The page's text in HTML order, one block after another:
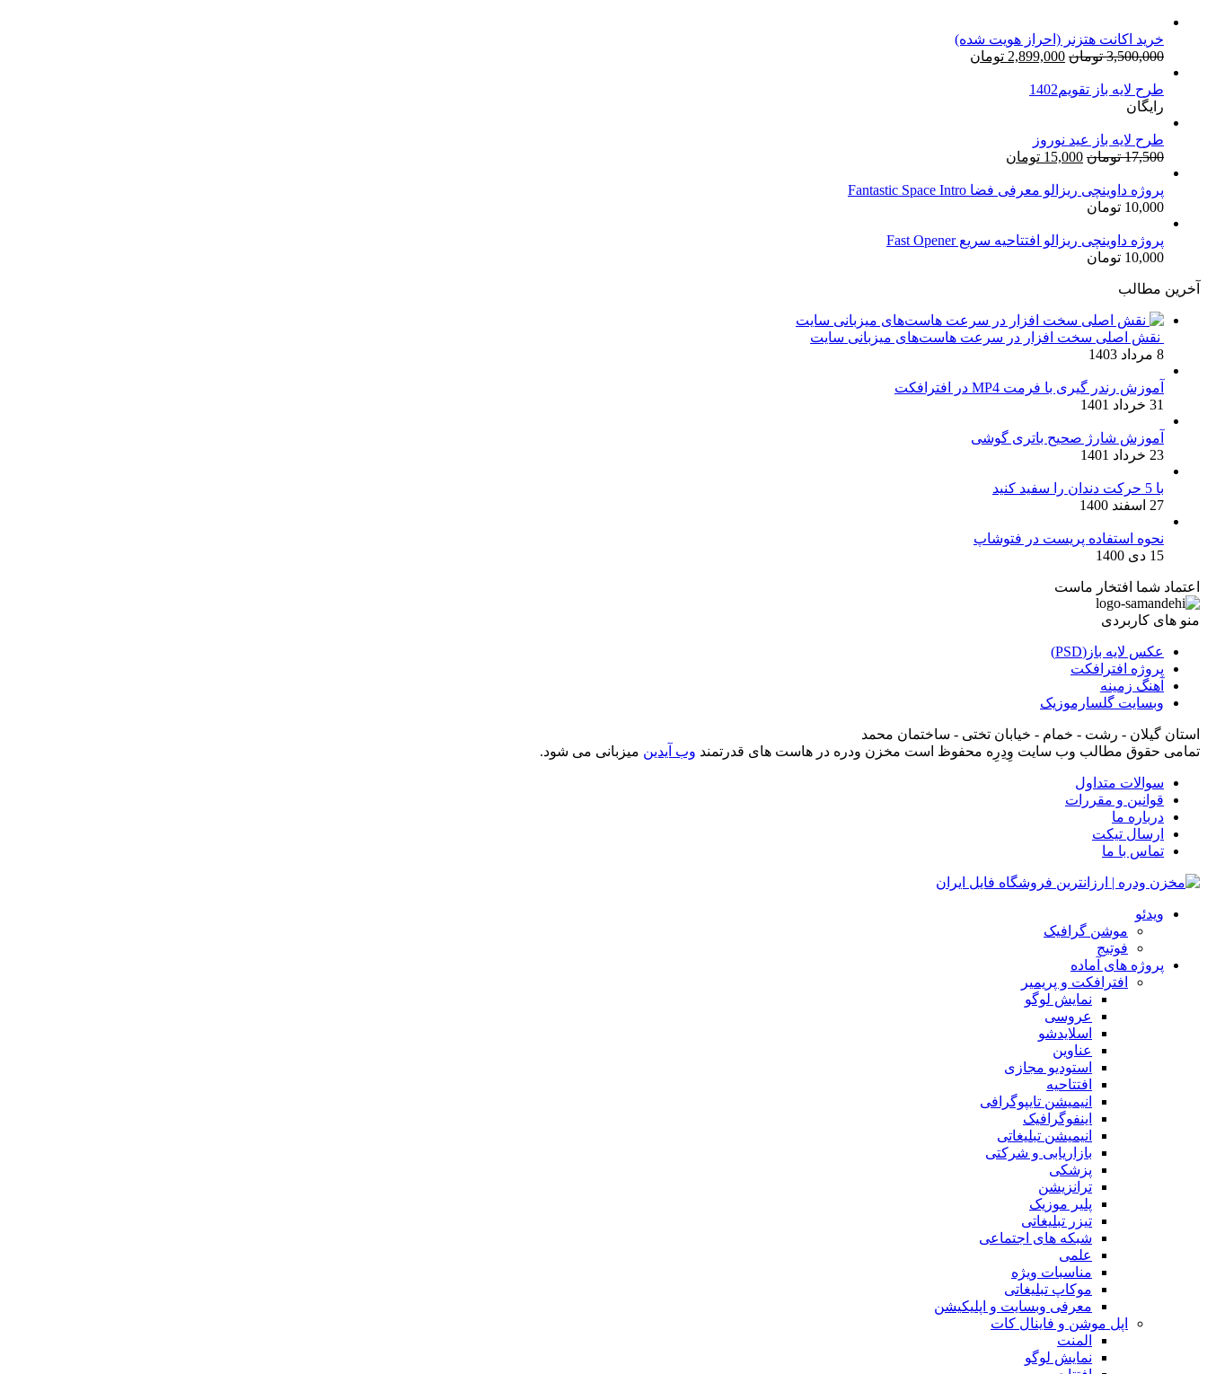
خرید اکانت هتزنر (احراز هویت شده)
3,500,000 تومان قیمت
2,899,000 تومان
طرح لایه باز تقویم1402
رایگان
طرح لایه باز عید نوروز
17,500 تومان قیمت
17,500 تومان
15,000 تومان
15,000 تومان.
پروژه داوینچی ریزالو معرفی فضا Fantastic Space Intro
10,000 تومان
پروژه داوینچی ریزالو افتتاحیه سریع Fast Opener
10,000 تومان
آخرین مطالب
نقش اصلی سخت افزار در سرعت هاست‌های میزبانی سایت
8 مرداد 1403
آموزش رندر گیری با فرمت MP4 در افترافکت
31 خرداد 1401
آموزش شارژ صحیح باتری گوشی
23 خرداد 1401
با 5 حرکت دندان را سفید کنید
27 اسفند 1400
نحوه استفاده پریست در فتوشاپ
15 دی 1400
اعتماد شما افتخار ماست
منو های کاربردی
عکس لایه باز(PSD)
پروژه افترافکت
آهنگ زمینه
وبسایت گلسارموزیک
استان گیلان - رشت - خمام - خیابان تختی - ساختمان محمد
تمامی حقوق مطالب وب سایت وِدِرِه محفوظ است مخزن ودره در هاست های قدرتمند وب آیدین میزبانی می شود.
سوالات متداول
قوانین و مقررات
درباره ما
ارسال تیکت
تماس با ما
ویدئو
موشن گرافیک
فوتیج
پروژه های آماده
افترافکت و پریمیر
نمایش لوگو
عروسی
اسلایدشو
عناوین
استودیو مجازی
افتتاحیه
انیمیشن تایپوگرافی
اینفوگرافیک
انیمیشن تبلیغاتی
بازاریابی و شرکتی
پزشکی
ترانزیشن
پلیر موزیک
تیزر تبلیغاتی
شبکه های اجتماعی
علمی
مناسبات ویژه
موکاپ تبلیغاتی
معرفی وبسایت و اپلیکیشن
اپل موشن و فاینال کات
المنت
نمایش لوگو